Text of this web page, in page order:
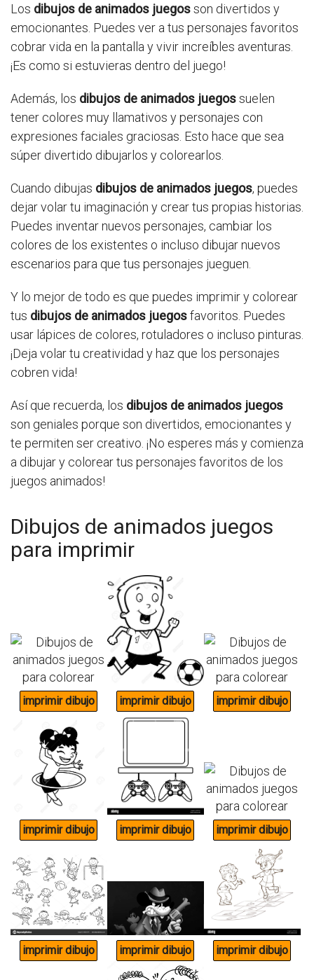
Los dibujos de animados juegosson divertidos y
emocionantes. Puedes ver a tus personajes favoritos
cobrar vida en la pantalla y vivir increíbles aventuras.
¡Es como si estuvieras dentro del juego!
Además, los dibujos de animados juegossuelen
tener colores muy llamativos y personajes con
expresiones faciales graciosas. Esto hace que sea
súper divertido dibujarlos y colorearlos.
Cuando dibujas dibujos de animados juegos, puedes
dejar volar tu imaginación y crear tus propias historias.
Puedes inventar nuevos personajes, cambiar los
colores de los existentes o incluso dibujar nuevos
escenarios para que tus personajes jueguen.
Y lo mejor de todo es que puedes imprimir y colorear
tus dibujos de animados juegosfavoritos. Puedes
usar lápices de colores, rotuladores o incluso pinturas.
¡Deja volar tu creatividad y haz que los personajes
cobren vida!
Así que recuerda, los dibujos de animados juegos
son geniales porque son divertidos, emocionantes y
te permiten ser creativo. ¡No esperes más y comienza
a dibujar y colorear tus personajes favoritos de los
juegos animados!
Dibujos de animados juegos
para imprimir